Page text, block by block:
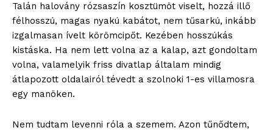
Talán halovány rózsaszín kosztümöt viselt, hozzá illő
félhosszú, magas nyakú kabátot, nem tűsarkú, inkább
izgalmasan ívelt körömcipőt. Kezében hosszúkás
kistáska. Ha nem lett volna az a kalap, azt gondoltam
volna, valamelyik friss divatlap általam mindig
átlapozott oldalairól tévedt a szolnoki 1-es villamosra
egy manöken.
Nem tudtam levenni róla a szemem. Azon tűnődtem,